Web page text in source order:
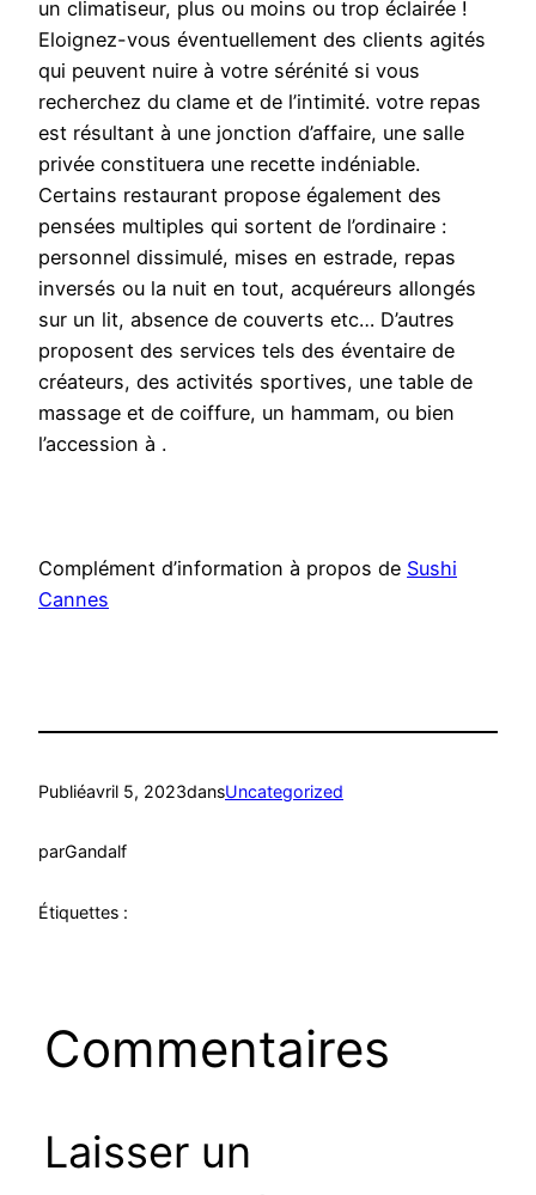
un climatiseur, plus ou moins ou trop éclairée !
Eloignez-vous éventuellement des clients agités
qui peuvent nuire à votre sérénité si vous
recherchez du clame et de l’intimité. votre repas
est résultant à une jonction d’affaire, une salle
privée constituera une recette indéniable.
Certains restaurant propose également des
pensées multiples qui sortent de l’ordinaire :
personnel dissimulé, mises en estrade, repas
inversés ou la nuit en tout, acquéreurs allongés
sur un lit, absence de couverts etc… D’autres
proposent des services tels des éventaire de
créateurs, des activités sportives, une table de
massage et de coiffure, un hammam, ou bien
l’accession à .
Complément d’information à propos de Sushi
Cannes
Publiéavril 5, 2023dansUncategorized
parGandalf
Étiquettes :
Commentaires
Laisser un